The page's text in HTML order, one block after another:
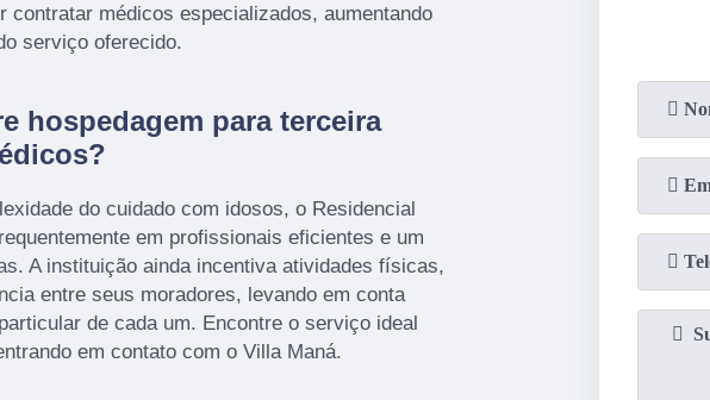
contratar médicos especializados, aumentando
serviço oferecido.
hospedagem para terceira
do cuidado com idosos, o Residencial
em profissionais eficientes e um
A instituição ainda incentiva atividades físicas,
entre seus moradores, levando em conta
de cada um. Encontre o serviço ideal
em contato com o Villa Maná.